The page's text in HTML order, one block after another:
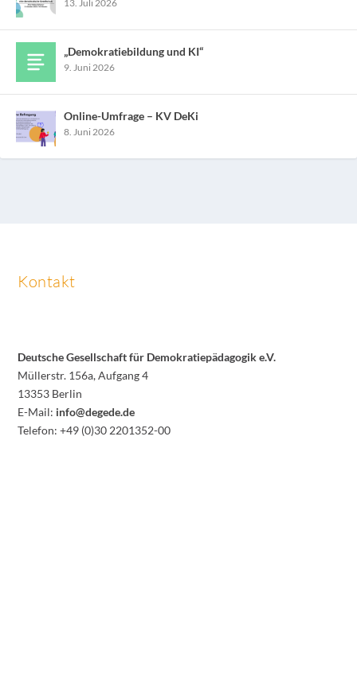
13. Juli 2026
„Demokratiebildung und KI“
9. Juni 2026
Online-Umfrage – KV DeKi
8. Juni 2026
Kontakt
Deutsche Gesellschaft für Demokratiepädagogik e.V.
Müllerstr. 156a, Aufgang 4
13353 Berlin
E-Mail: info@degede.de
Telefon: +49 (0)30 2201352-00